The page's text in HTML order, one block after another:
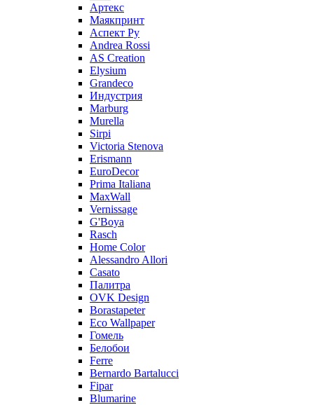
Артекс
Маякпринт
Аспект Ру
Andrea Rossi
AS Creation
Elysium
Grandeco
Индустрия
Marburg
Murella
Sirpi
Victoria Stenova
Erismann
EuroDecor
Prima Italiana
MaxWall
Vernissage
G'Boya
Rasch
Home Color
Alessandro Allori
Casato
Палитра
OVK Design
Borastapeter
Eco Wallpaper
Гомель
Белобои
Ferre
Bernardo Bartalucci
Fipar
Blumarine